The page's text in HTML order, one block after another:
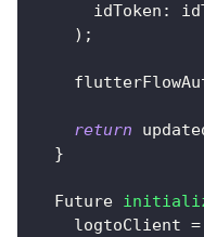
      idToken
:
) ;
return
}
Future
    logtoClient
=